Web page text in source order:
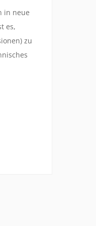
in neue
es,
zu